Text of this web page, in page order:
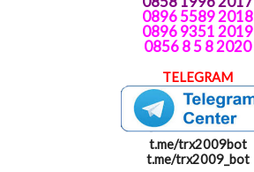
0896 5589 2018
0896 9351 2019
0856 8 5 8 2020
TELEGRAM
t.me/trx2009bot
t.me/trx2009_bot